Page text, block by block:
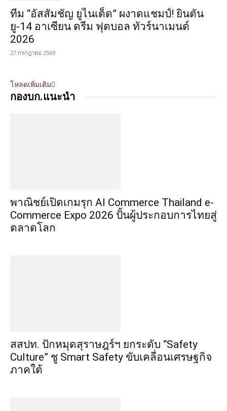
ทีม “อัสสัมชัญ ยูไนเต็ด” ผงาดแชมป์! ยินตัน
ยู-14 อาเซียน ดรีม ฟุตบอล ทัวร์นาเมนต์
2026
27 กรกฎาคม 2569
โหลดเพิ่มเติม
กองบก.แนะนำ
พาณิชย์เปิดเกมรุก AI Commerce Thailand e-
Commerce Expo 2026 ปั้นผู้ประกอบการไทยสู่
ตลาดโลก
สสปท. ปักหมุดสุราษฎร์ฯ ยกระดับ “Safety
Culture” ชู Smart Safety ขับเคลื่อนเศรษฐกิจ
ภาคใต้